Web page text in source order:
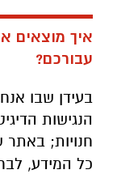
איך מוצאים
עבורכם?
בעידן שבו
הנגישות
חנויות; באתר
כל המידע,